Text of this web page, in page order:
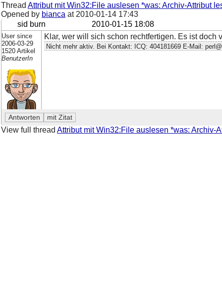
Thread Attribut mit Win32:File auslesen *was: Archiv-Attribut
Opened by bianca at 2010-01-14 17:43
sid burn
2010-01-15 18:08
User since
2006-03-29
1520 Artikel
BenutzerIn
Klar, wer will sich schon rechtfertigen. Es ist doch
Nicht mehr aktiv. Bei Kontakt: ICQ: 404181669 E-Mail:
View full thread Attribut mit Win32:File auslesen *was: Archiv-